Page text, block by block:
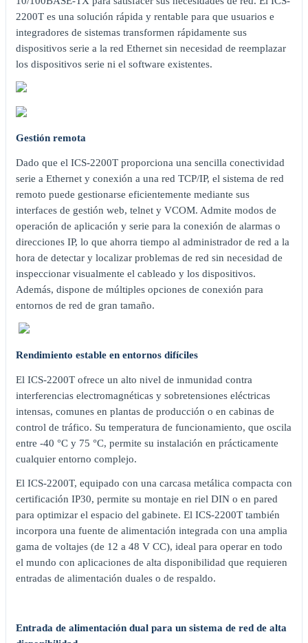
2200T es una solución rápida y rentable para que usuarios e
integradores de sistemas transformen rápidamente sus
dispositivos serie a la red Ethernet sin necesidad de reemplazar
los dispositivos serie ni el software existentes.
Gestión remota
Dado que el ICS-2200T proporciona una sencilla conectividad
serie a Ethernet y conexión a una red TCP/IP, el sistema de red
remoto puede gestionarse eficientemente mediante sus
interfaces de gestión web, telnet y VCOM. Admite modos de
operación de aplicación y serie para la conexión de alarmas o
direcciones IP, lo que ahorra tiempo al administrador de red a la
hora de detectar y localizar problemas de red sin necesidad de
inspeccionar visualmente el cableado y los dispositivos.
Además, dispone de múltiples opciones de conexión para
entornos de red de gran tamaño.
Rendimiento estable en entornos difíciles
El ICS-2200T ofrece un alto nivel de inmunidad contra
interferencias electromagnéticas y sobretensiones eléctricas
intensas, comunes en plantas de producción o en cabinas de
control de tráfico. Su temperatura de funcionamiento, que oscila
entre -40 °C y 75 °C, permite su instalación en prácticamente
cualquier entorno complejo.
El ICS-2200T, equipado con una carcasa metálica compacta con
certificación IP30, permite su montaje en riel DIN o en pared
para optimizar el espacio del gabinete. El ICS-2200T también
incorpora una fuente de alimentación integrada con una amplia
gama de voltajes (de 12 a 48 V CC), ideal para operar en todo
el mundo con aplicaciones de alta disponibilidad que requieren
entradas de alimentación duales o de respaldo.
Entrada de alimentación dual para un sistema de red de alta